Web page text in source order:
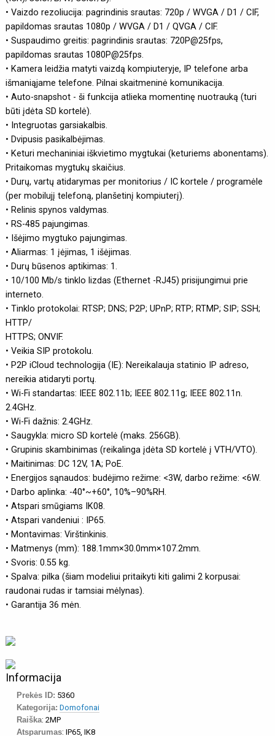
• Vaizdo rezoliucija: pagrindinis srautas: 720p / WVGA / D1 / CIF,
papildomas srautas 1080p / WVGA / D1 / QVGA / CIF.
• Suspaudimo greitis: pagrindinis srautas: 720P@25fps,
papildomas srautas 1080P@25fps.
• Kamera leidžia matyti vaizdą kompiuteryje, IP telefone arba
išmaniąjame telefone. Pilnai skaitmeninė komunikacija.
• Auto-snapshot - ši funkcija atlieka momentinę nuotrauką (turi
būti įdėta SD kortelė).
• Integruotas garsiakalbis.
• Dvipusis pasikalbėjimas.
• Keturi mechaniniai iškvietimo mygtukai (keturiems abonentams).
Pritaikomas mygtukų skaičius.
• Durų, vartų atidarymas per monitorius / IC kortele / programėle
(per mobilujį telefoną, planšetinį kompiuterį).
• Relinis spynos valdymas.
• RS-485 pajungimas.
• Išėjimo mygtuko pajungimas.
• Aliarmas: 1 įėjimas, 1 išėjimas.
• Durų būsenos aptikimas: 1.
• 10/100 Mb/s tinklo lizdas (Ethernet -RJ45) prisijungimui prie
interneto.
• Tinklo protokolai: RTSP; DNS; P2P; UPnP; RTP; RTMP; SIP; SSH;
HTTP/
HTTPS; ONVIF.
• Veikia SIP protokolu.
• P2P iCloud technologija (IE): Nereikalauja statinio IP adreso,
nereikia atidaryti portų.
• Wi-Fi standartas: IEEE 802.11b; IEEE 802.11g; IEEE 802.11n.
2.4GHz.
• Wi-Fi dažnis: 2.4GHz.
• Saugykla: micro SD kortelė (maks. 256GB).
• Grupinis skambinimas (reikalinga įdėta SD kortelė į VTH/VTO).
• Maitinimas: DC 12V, 1A; PoE.
• Energijos sąnaudos: budėjimo režime: <3W, darbo režime: <6W.
• Darbo aplinka: -40°~+60°, 10%–90%RH.
• Atspari smūgiams IK08.
• Atspari vandeniui : IP65.
• Montavimas: Virštinkinis.
• Matmenys (mm): 188.1mm×30.0mm×107.2mm.
• Svoris: 0.55 kg.
• Spalva: pilka (šiam modeliui pritaikyti kiti galimi 2 korpusai:
raudonai rudas ir tamsiai mėlynas).
• Garantija 36 mėn.
Informacija
Prekės ID: 5360
Kategorija: Domofonai
Raiška: 2MP
Atsparumas: IP65, IK8